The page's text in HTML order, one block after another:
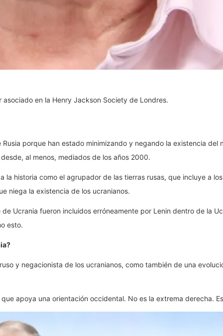
en la Henry Jackson Society de Londres.
porque han estado minimizando y negando la existencia del
al menos, mediados de los años 2000.
historia como el agrupador de las tierras rusas, que incluye a
niega la existencia de los ucranianos.
Ucrania fueron incluidos erróneamente por Lenin dentro de la
esto.
y negacionista de los ucranianos, como también de una
apoya una orientación occidental. No es la extrema derecha.